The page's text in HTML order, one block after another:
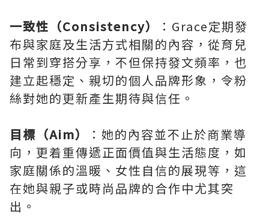
一致性（Consistency）
：Grace定期發
布與家庭及生活方式相關的內容，從育兒
日常到穿搭分享，不但保持發文頻率，也
建立起穩定、親切的個人品牌形象，令粉
絲對她的更新產生期待與信任。
目標（Aim）
：她的內容並不止於商業導
向，更着重傳遞正面價值與生活態度，如
家庭關係的溫暖、女性自信的展現等，這
在她與親子或時尚品牌的合作中尤其突
出。